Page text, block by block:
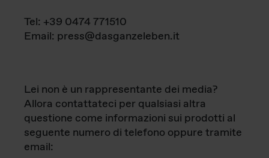
Tel: +39 0474 771510
Email: press@dasganzeleben.it
Lei non è un rappresentante dei media?
Allora contattateci per qualsiasi altra
questione come informazioni sui prodotti al
seguente numero di telefono oppure tramite
email: